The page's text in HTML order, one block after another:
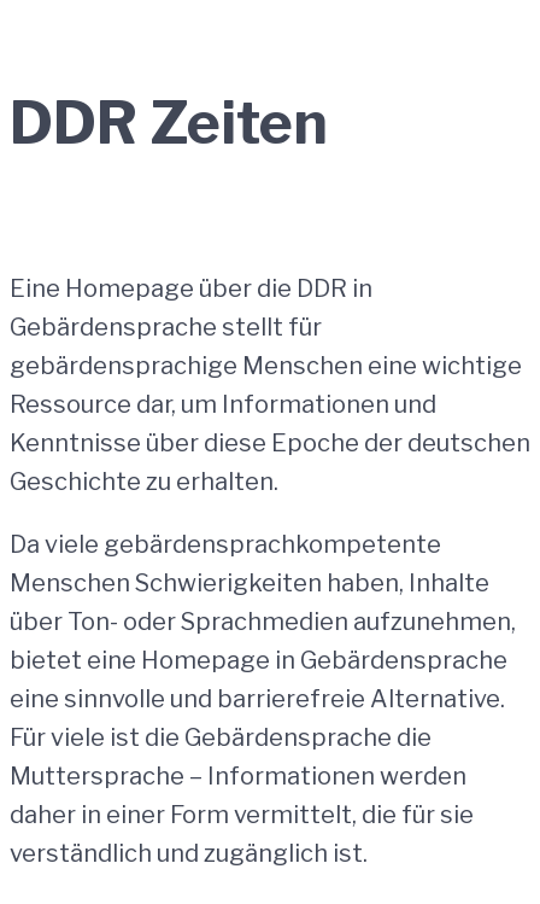
DDR Zeiten
Eine Homepage über die DDR in
Gebärdensprache stellt für
gebärdensprachige Menschen eine wichtige
Ressource dar, um Informationen und
Kenntnisse über diese Epoche der deutschen
Geschichte zu erhalten.
Da viele gebärdensprachkompetente
Menschen Schwierigkeiten haben, Inhalte
über Ton- oder Sprachmedien aufzunehmen,
bietet eine Homepage in Gebärdensprache
eine sinnvolle und barrierefreie Alternative.
Für viele ist die Gebärdensprache die
Muttersprache – Informationen werden
daher in einer Form vermittelt, die für sie
verständlich und zugänglich ist.